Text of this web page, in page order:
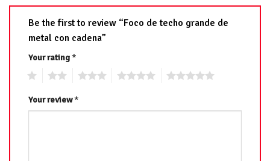
Be the first to review “Foco de techo grande de
metal con cadena”
Your rating*
Your review*